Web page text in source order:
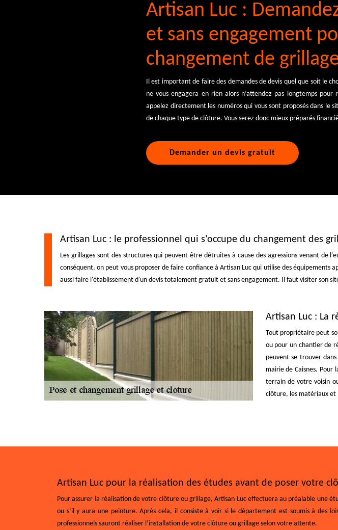
Artisan Luc :
et sans engagement
changement de
Il est important de faire des demandes de devis quel que soit le
ne vous engagera en rien alors n’attendez pas longtemps
appelez directement les numéros qui vous sont proposés dans le
de chaque type de clôture. Vous serez donc mieux préparés
Demander un devis gratuit
Artisan Luc : le professionnel qui s'occupe du changement des
Les grillages sont des structures qui peuvent être détruites à cause des agressions venant de
conséquent, on peut vous proposer de faire confiance à Artisan Luc qui utilise des
aussi faire l'établissement d'un devis totalement gratuit et sans engagement. Il faut visiter son
Artisan Luc : La
Tout propriétaire peut
ou pour un chantier de
peuvent se trouver
mairie de Caisnes. Pour
terrain de votre voisin
clôture, les matériaux et
Artisan Luc pour la réalisation des études avant de poser votre
Pour assurer la réalisation de votre clôture ou grillage, Artisan Luc effectuera au préalable une
ou s’il y aura une peinture. Après cela, il consiste à voir si le département est soumis à des
professionnels sauront réaliser l’installation de votre clôture ou grillage selon votre attente.